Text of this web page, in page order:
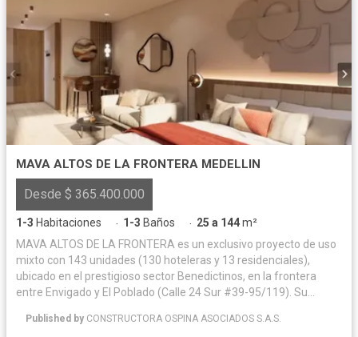
MAVA ALTOS DE LA FRONTERA MEDELLIN
Desde $ 365.400.000
1-3 Habitaciones · 1-3 Baños · 25 a 144m²
MAVA ALTOS DE LA FRONTERA es un exclusivo proyecto de uso
mixto con 143 unidades (130 hoteleras y 13 residenciales),
ubicado en el prestigioso sector Benedictinos, en la frontera
entre Envigado y El Poblado (Calle 24 Sur #39-95/119). Su
Carulla y las principales vías del sur, con fácil acceso a zonas
Published by CONSTRUCTORA OSPINA ASOCIADOS S.A.S.